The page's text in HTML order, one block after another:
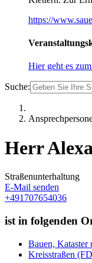
https://
Hier geht es
Suche:
Herr
Straßenunterhaltung
E-Mail senden
+491707654036
ist in folgenden
Bauen, Kataster
Kreisstraßen